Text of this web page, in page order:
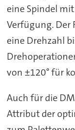
eine Spindel
Verfügung. Der
eine Drehzahl
von ±120° für
Auch für die
Attribut der